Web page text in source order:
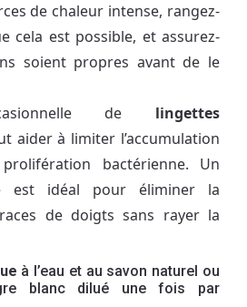
de chaleur intense, rangez-
cela est possible, et assurez-
soient propres avant de le
de lingettes
aider à limiter l’accumulation
bactérienne. Un
est idéal pour éliminer la
de doigts sans rayer la
à l’eau et au savon naturel ou
blanc dilué une fois par